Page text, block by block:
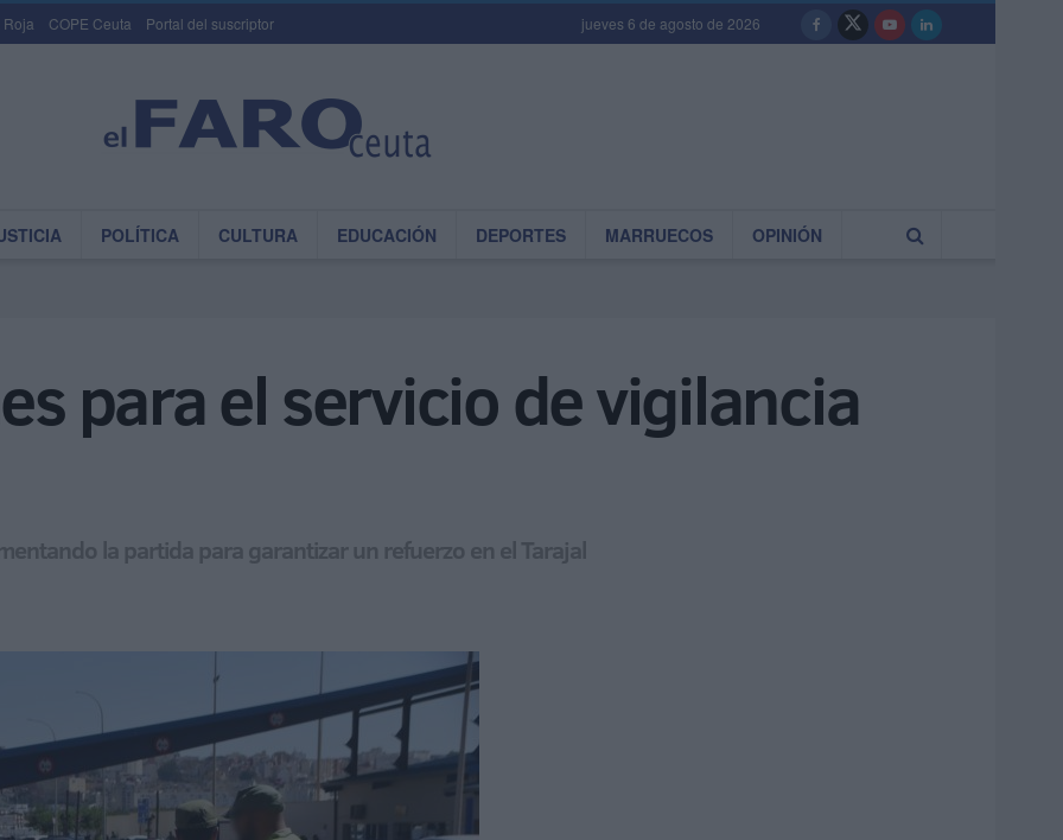
Roja COPE Ceuta Portal del suscriptor jueves 6 de agosto de 2026
POLÍTICA CULTURA EDUCACIÓN DEPORTES MARRUECOS OPINIÓN
para el servicio de vigilancia
la partida para garantizar un refuerzo en el Tarajal